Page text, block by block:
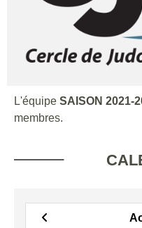
L'équipe SAISON 2021-
membres.